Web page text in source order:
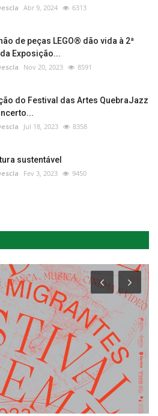
Abr 9, 2024 6313
de peças LEGO® dão vida à 2ª
Exposição...
Nov 20, 2023 8591
do Festival das Artes QuebraJazz
Jul 18, 2023 8358
sustentável
Fev 3, 2023 9450